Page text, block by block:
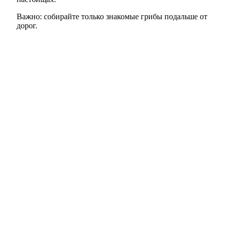
Важно: собирайте только знакомые грибы подальше от
дорог.